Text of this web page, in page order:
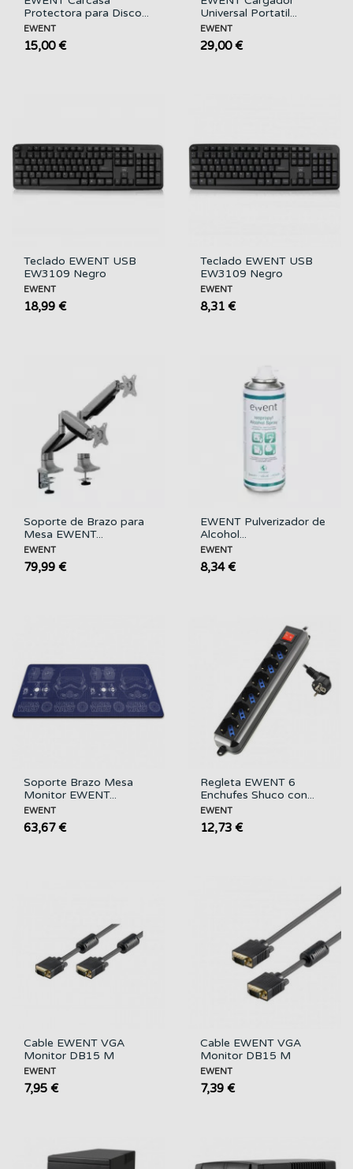
Protectora para Disco...
EWENT
15,00 €
Universal Portatil...
EWENT
29,00 €
Teclado EWENT USB
EW3109 Negro
EWENT
18,99 €
Teclado EWENT USB
EW3109 Negro
EWENT
8,31 €
Soporte de Brazo para
Mesa EWENT...
EWENT
79,99 €
EWENT Pulverizador de
Alcohol...
EWENT
8,34 €
Soporte Brazo Mesa
Monitor EWENT...
EWENT
63,67 €
Regleta EWENT 6
Enchufes Shuco con...
EWENT
12,73 €
Cable EWENT VGA
Monitor DB15 M
EWENT
7,95 €
Cable EWENT VGA
Monitor DB15 M
EWENT
7,39 €